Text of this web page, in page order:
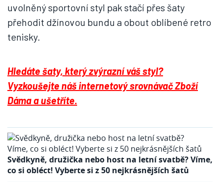
uvolněný sportovní styl pak stačí přes šaty
přehodit džínovou bundu a obout oblíbené retro
tenisky.
Hledáte šaty, který zvýrazní váš styl?
Vyzkoušejte náš internetový srovnávač Zboží
Dáma a ušetříte.
Svědkyně, družička nebo host na letní svatbě? Víme,
co si obléct! Vyberte si z 50 nejkrásnějších šatů